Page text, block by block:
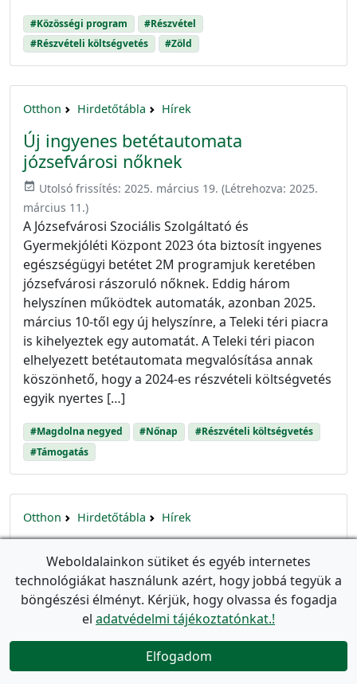
#Közösségi program
#Részvétel
#Részvételi költségvetés
#Zöld
Otthon Hirdetőtábla Hírek
Új ingyenes betétautomata
józsefvárosi nőknek
event_available Utolsó frissítés: 2025. március 19. (Létrehozva: 2025.
március 11.)
A Józsefvárosi Szociális Szolgáltató és
Gyermekjóléti Központ 2023 óta biztosít ingyenes
egészségügyi betétet 2M programjuk keretében
józsefvárosi rászoruló nőknek. Eddig három
helyszínen működtek automaták, azonban 2025.
március 10-től egy új helyszínre, a Teleki téri piacra
is kihelyeztek egy automatát. A Teleki téri piacon
elhelyezett betétautomata megvalósítása annak
köszönhető, hogy a 2024-es részvételi költségvetés
egyik nyertes […]
#Magdolna negyed #Nőnap
#Részvételi költségvetés
#Támogatás
Otthon Hirdetőtábla Hírek
Józsefvárosban a részvételi
költségvetésnek köszönhetően!
Utolsó frissítés:2025. február 18.(Létrehozva:
10 új vendéglátóhely és közösségi tér csatlakozott
a józsefvárosi nyilvános vécék hálózatához. Ezzel
Weboldalainkon sütiket és egyéb internetes
technológiákat használunk azért, hogy jobbá tegyük a
böngészési élményt. Kérjük, hogy olvassa és fogadja
el adatvédelmi tájékoztatónkat.!
Elfogadom